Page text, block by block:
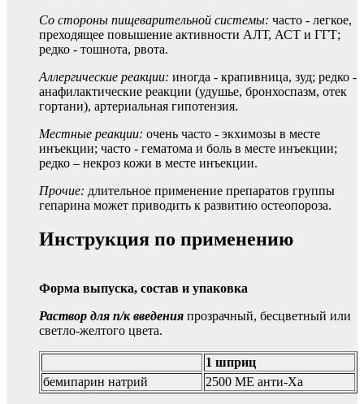
Со стороны пищеварительной системы: часто - легкое,
преходящее повышение активности АЛТ, АСТ и ГГТ;
редко - тошнота, рвота.
Аллергические реакции: иногда - крапивница, зуд; редко -
анафилактические реакции (удушье, бронхоспазм, отек
гортани), артериальная гипотензия.
Местные реакции: очень часто - экхимозы в месте
инъекции; часто - гематома и боль в месте инъекции;
редко – некроз кожи в месте инъекции.
Прочие: длительное применение препаратов группы
гепарина может приводить к развитию остеопороза.
Инструкция по применению
Форма выпуска, состав и упаковка
Раствор для п/к введения прозрачный, бесцветный или
светло-желтого цвета.
1 шприц
бемипарин натрий
2500 МЕ анти-Ха